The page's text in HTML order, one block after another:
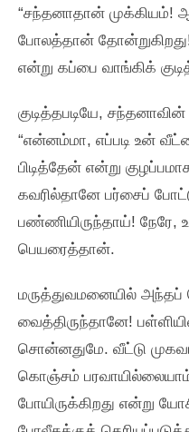
“சந்தனாதான்‌
போலத்தான்‌ தோன்றுகிறது!
என்று கப்பை வாங்கிக்‌
குடித்தபடியே,
“என்னம்மா, எப்படி உன்‌
பிடித்தேன்‌ என்று
கவரில்தானே பர்சைப்‌
பண்ணியிருந்தாய்‌!
பெயரைத்தான்‌.
மருத்துவமனையில்‌
வைத்திருந்தானே!
சொன்னதுமே. வீட்டு
கொஞ்சம்‌
போயிருக்கிறது என்று